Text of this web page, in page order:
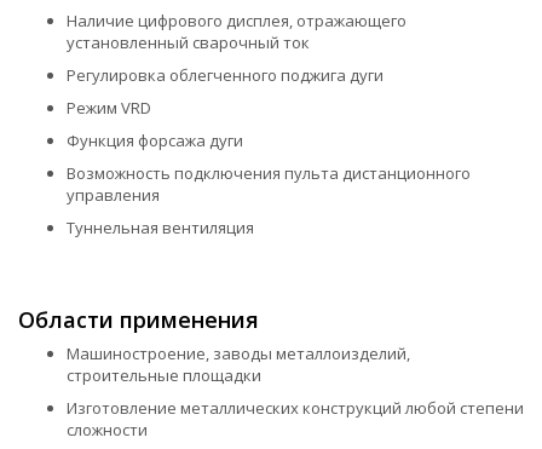
Наличие цифрового дисплея, отражающего
установленный сварочный ток
Регулировка облегченного поджига дуги
Режим VRD
Функция форсажа дуги
Возможность подключения пульта дистанционного
управления
Туннельная вентиляция
Области применения
Машиностроение, заводы металлоизделий,
строительные площадки
Изготовление металлических конструкций любой степени
сложности